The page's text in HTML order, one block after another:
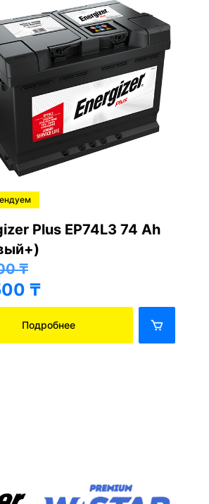
Plus EP74L3 74 Ah
₸
₸
Подробнее